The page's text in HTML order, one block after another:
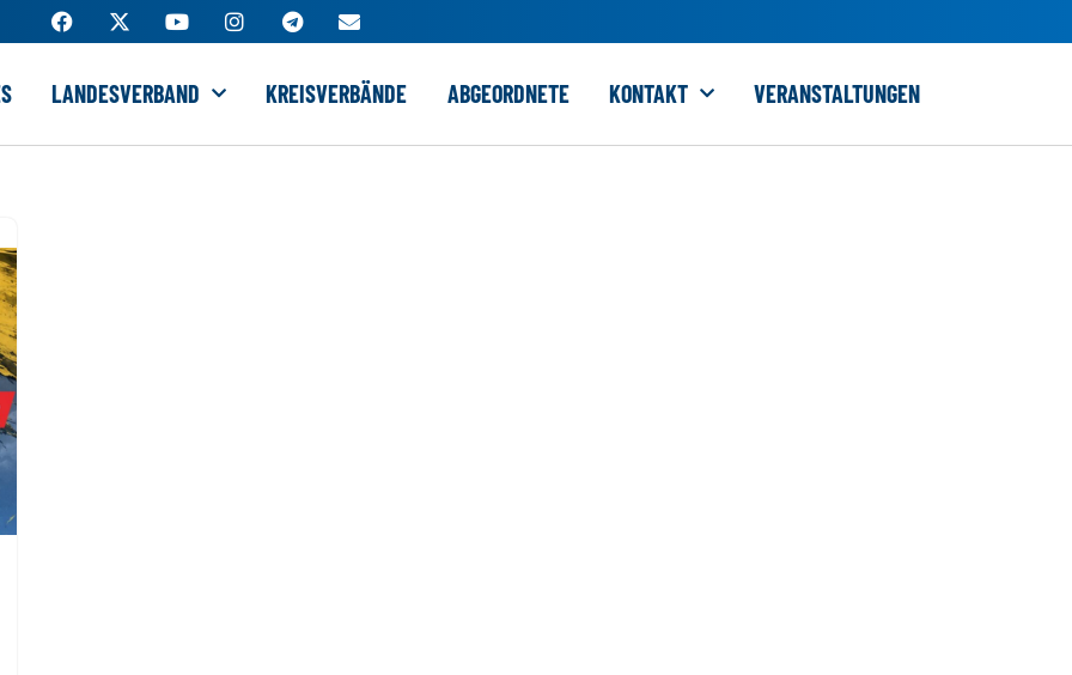
LANDESVERBAND KREISVERBÄNDE ABGEORDNETE KONTAKT VERANSTALTUNGEN